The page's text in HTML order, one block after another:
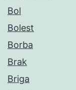
Bol
Bolest
Borba
Brak
Briga